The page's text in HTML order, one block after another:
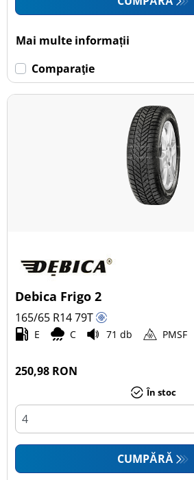
Mai multe informații
Comparaţie
Debica Frigo 2
165/65 R1479T
E C 71 db PMSF
250,98 RON
În stoc
CUMPĂRĂ